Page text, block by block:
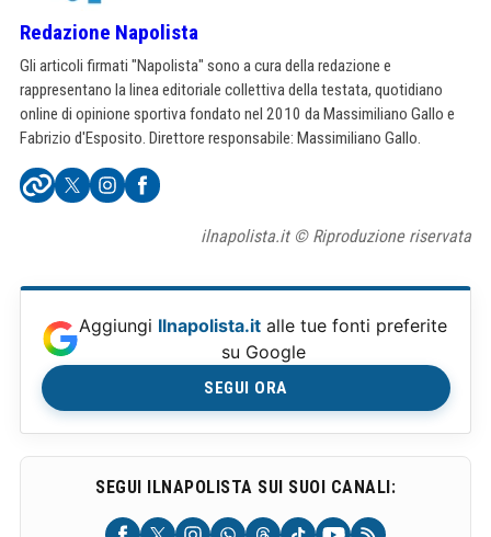
Redazione Napolista
Gli articoli firmati "Napolista" sono a cura della redazione e
rappresentano la linea editoriale collettiva della testata, quotidiano
online di opinione sportiva fondato nel 2010 da Massimiliano Gallo e
Fabrizio d'Esposito. Direttore responsabile: Massimiliano Gallo.
ilnapolista.it © Riproduzione riservata
Aggiungi Ilnapolista.it alle tue fonti preferite
su Google
SEGUI ORA
SEGUI ILNAPOLISTA SUI SUOI CANALI: